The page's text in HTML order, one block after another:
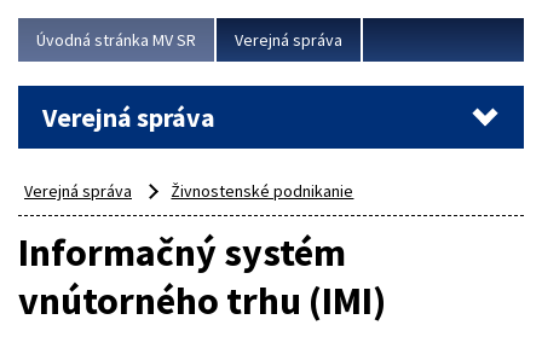
Úvodná stránka MV SR Verejná správa
Verejná správa
Verejná správa Živnostenské podnikanie
Informačný systém
vnútorného trhu (IMI)